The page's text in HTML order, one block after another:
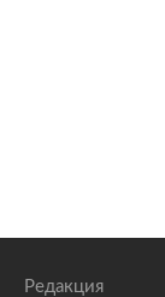
Редакция